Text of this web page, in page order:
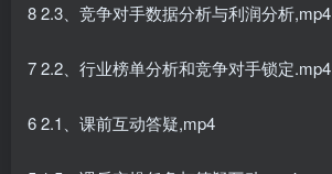
8 2.3、竞争对手数据分析与利润分析,mp4
7 2.2、行业榜单分析和竞争对手锁定.mp4
6 2.1、课前互动答疑,mp4